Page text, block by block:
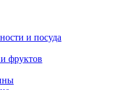
и посуда
фруктов